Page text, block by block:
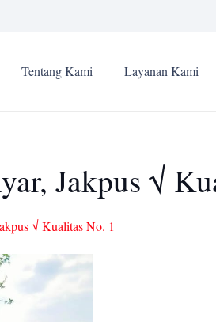
Tentang Kami Layanan Kami
Jakpus √
√ Kualitas No. 1